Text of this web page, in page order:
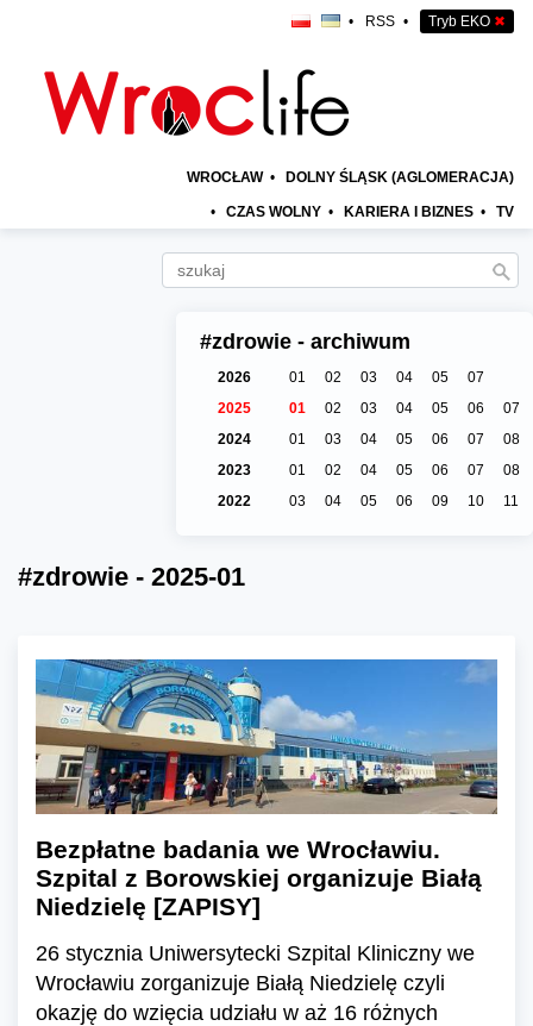
• RSS • Tryb EKO ✖
WROCŁAW • DOLNY ŚLĄSK (AGLOMERACJA)
• CZAS WOLNY • KARIERA I BIZNES • TV
#zdrowie - archiwum
2026 01 02 03 04 05
07
2025
01 02 03 04 05 06
07
2024
01 03 04 05 06 07
08
2023
01 02 04 05 06 07
08
2022
03 04 05 06 09 10 11
#zdrowie - 2025-01
Bezpłatne badania we Wrocławiu.
Szpital z Borowskiej organizuje Białą
Niedzielę [ZAPISY]
26 stycznia Uniwersytecki Szpital Kliniczny we
Wrocławiu zorganizuje Białą Niedzielę czyli
okazję do wzięcia udziału w aż 16 różnych